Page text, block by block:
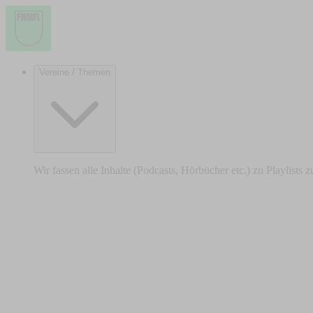
Vereine / Themen
Wir fassen alle Inhalte (Podcasts, Hörbücher etc.) zu Playlists